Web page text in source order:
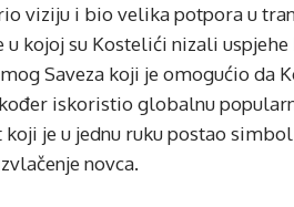
viziju i bio velika potpora u
kojoj su Kostelići nizali uspjehe
Saveza koji je omogućio da
iskoristio globalnu
je u jednu ruku postao
novca.